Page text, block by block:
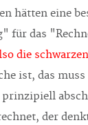
hätten eine
für das
die
ist, das
prinzipiell
der